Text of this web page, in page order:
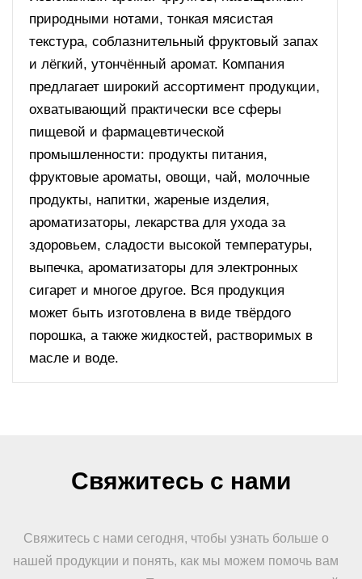
природными нотами, тонкая мясистая
текстура, соблазнительный фруктовый запах
и лёгкий, утончённый аромат. Компания
предлагает широкий ассортимент продукции,
охватывающий практически все сферы
пищевой и фармацевтической
промышленности: продукты питания,
фруктовые ароматы, овощи, чай, молочные
продукты, напитки, жареные изделия,
ароматизаторы, лекарства для ухода за
здоровьем, сладости высокой температуры,
выпечка, ароматизаторы для электронных
сигарет и многое другое. Вся продукция
может быть изготовлена в виде твёрдого
порошка, а также жидкостей, растворимых в
масле и воде.
Свяжитесь с нами
Свяжитесь с нами сегодня, чтобы узнать больше о
нашей продукции и понять, как мы можем помочь вам